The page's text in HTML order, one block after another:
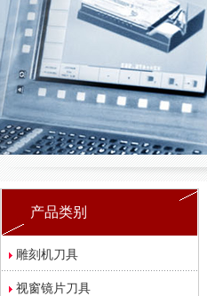
产品类别
雕刻机刀具
视窗镜片刀具